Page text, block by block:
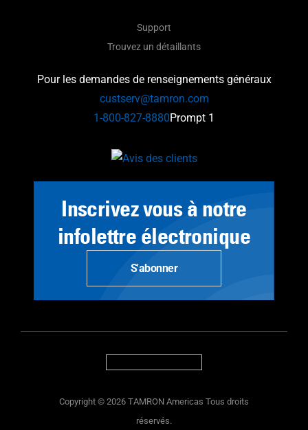
Support
Trouvez un détaillants
Pour les demandes de renseignements généraux
custserv@tamron.com
1-800-827-8880Prompt 1
Inscrivez vous à notre
infolettre électronique
S'abonner
Copyright © 2026 TAMRON Americas Tous droits
réservés.